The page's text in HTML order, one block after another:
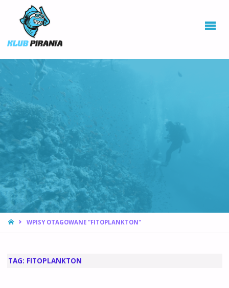
HOKEJ
STRONA
WPISY OTAGOWANE "FITOPLANKTON"
TAG: FITOPLANKTON